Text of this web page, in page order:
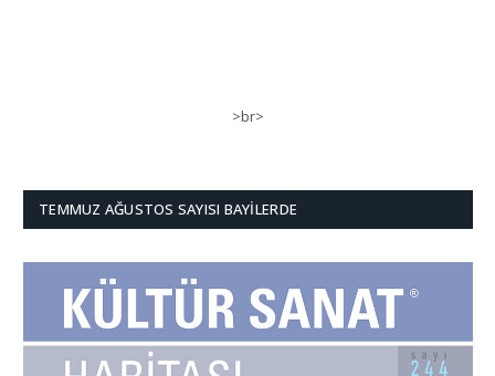
>br>
TEMMUZ AĞUSTOS SAYISI BAYILERDE